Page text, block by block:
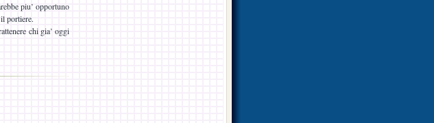
piu’ opportuno
portiere.
chi gia’ oggi